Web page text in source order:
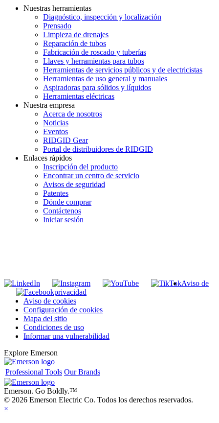
Nuestras herramientas
Diagnóstico, inspección y localización
Prensado
Limpieza de drenajes
Reparación de tubos
Fabricación de roscado y tuberías
Llaves y herramientas para tubos
Herramientas de servicios públicos y de electricistas
Herramientas de uso general y manuales
Aspiradoras para sólidos y líquidos
Herramientas eléctricas
Nuestra empresa
Acerca de nosotros
Noticias
Eventos
RIDGID Gear
Portal de distribuidores de RIDGID
Enlaces rápidos
Inscripción del producto
Encontrar un centro de servicio
Avisos de seguridad
Patentes
Dónde comprar
Contáctenos
Iniciar sesión
Aviso de
privacidad
Aviso de cookies
Configuración de cookies
Mapa del sitio
Condiciones de uso
Informar una vulnerabilidad
Explore Emerson
Professional Tools Our Brands
Emerson. Go Boldly.™
© 2026 Emerson Electric Co. Todos los derechos reservados.
×